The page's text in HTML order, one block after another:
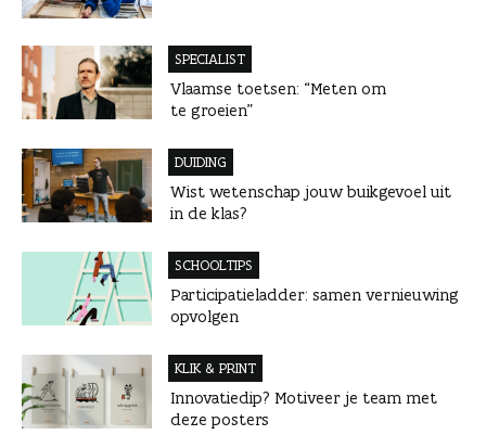
SPECIALIST
Vlaamse toetsen: “Meten om
te groeien”
DUIDING
Wist wetenschap jouw buikgevoel uit
in de klas?
SCHOOLTIPS
Participatieladder: samen vernieuwing
opvolgen
KLIK & PRINT
Innovatiedip? Motiveer je team met
deze posters